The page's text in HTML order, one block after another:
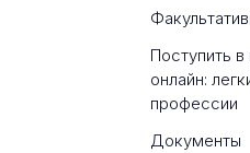
Поступить
онлайн:
профессии
Документы